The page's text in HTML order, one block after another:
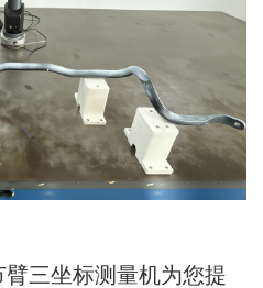
三坐标测量机为您提